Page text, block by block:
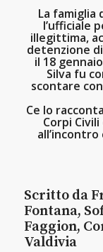
La famiglia
l’ufficiale
illegittima,
detenzione
il 18
Silva fu
scontare
Ce lo
Corpi
all’incontro
Scritto da
Fontana,
Faggion,
Valdivia